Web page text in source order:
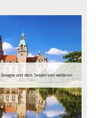
und dem Setzen von weiteren